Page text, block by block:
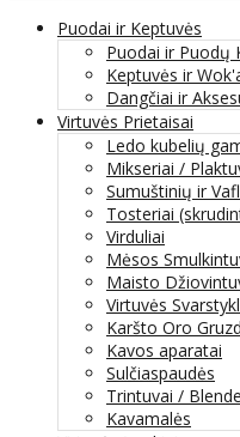
Puodai ir Keptuvės
Puodai ir Puodų
Keptuvės ir
Dangčiai ir
Virtuvės Prietaisai
Ledo kubelių
Mikseriai /
Sumuštinių ir
Tosteriai
Virduliai
Mėsos
Maisto
Virtuvės
Karšto Oro
Kavos aparatai
Sulčiaspaudės
Trintuvai /
Kavamalės